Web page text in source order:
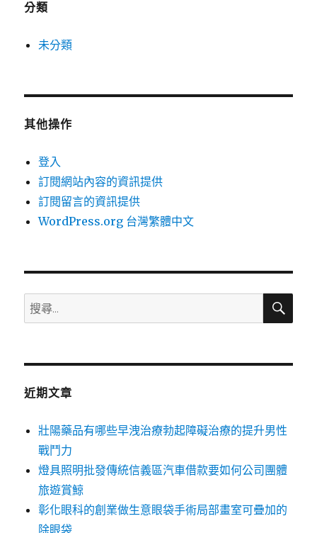
分類
未分類
其他操作
登入
訂閱網站內容的資訊提供
訂閱留言的資訊提供
WordPress.org 台灣繁體中文
搜
尋
鍵
搜
近期文章
壯陽藥品有哪些早洩治療勃起障礙治療的提升男性
戰鬥力
燈具照明批發傳統信義區汽車借款要如何公司團體
旅遊賞鯨
彰化眼科的創業做生意眼袋手術局部畫室可疊加的
除眼袋